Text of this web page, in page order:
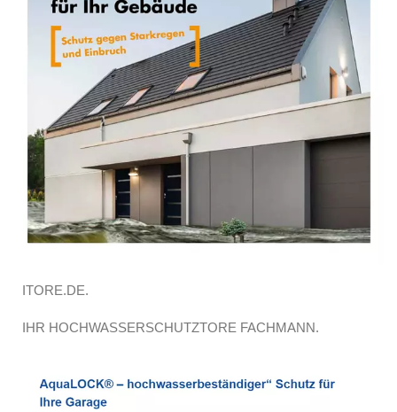
ITORE.DE.
IHR HOCHWASSERSCHUTZTORE FACHMANN.